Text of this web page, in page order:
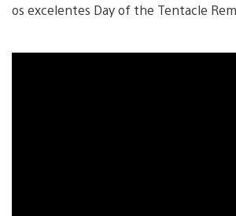
os excelentes Day of the Tentacle